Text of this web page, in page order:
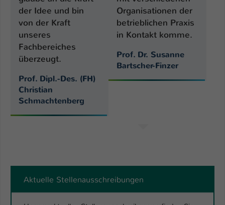
der Idee und bin
von der Kraft
unseres
Fachbereiches
überzeugt.
Prof. Dipl.-Des. (FH)
Christian
Schmachtenberg
Organisationen der
betrieblichen Praxis
in Kontakt komme.
Prof. Dr. Susanne
Bartscher-Finzer
Aktuelle Stellenausschreibungen